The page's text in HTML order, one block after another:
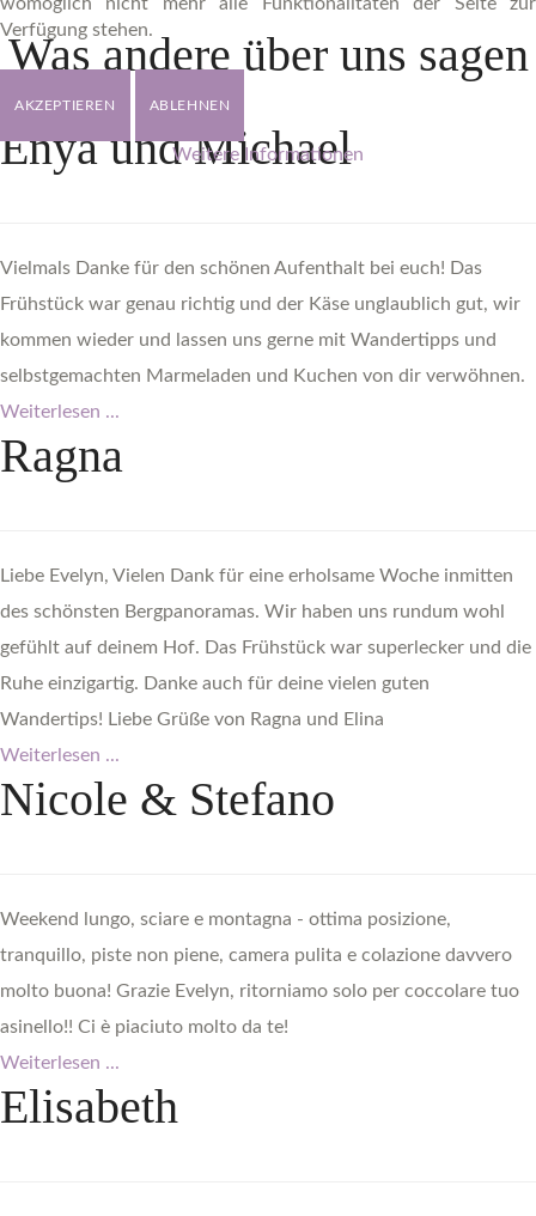
Was andere über uns sagen
Enya und Michael
Vielmals Danke für den schönen Aufenthalt bei euch! Das
Frühstück war genau richtig und der Käse unglaublich gut, wir
kommen wieder und lassen uns gerne mit Wandertipps und
selbstgemachten Marmeladen und Kuchen von dir verwöhnen.
Weiterlesen ...
Ragna
Liebe Evelyn, Vielen Dank für eine erholsame Woche inmitten
des schönsten Bergpanoramas. Wir haben uns rundum wohl
gefühlt auf deinem Hof. Das Frühstück war superlecker und die
Ruhe einzigartig. Danke auch für deine vielen guten
Wandertips! Liebe Grüße von Ragna und Elina
Weiterlesen ...
Nicole & Stefano
Weekend lungo, sciare e montagna - ottima posizione,
tranquillo, piste non piene, camera pulita e colazione davvero
molto buona! Grazie Evelyn, ritorniamo solo per coccolare tuo
asinello!! Ci è piaciuto molto da te!
Weiterlesen ...
Elisabeth
Verfügung stehen.
AKZEPTIEREN ABLEHNEN
Weitere Informationen